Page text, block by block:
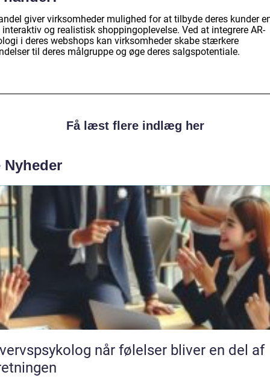
giver virksomheder mulighed for at tilbyde deres kunder
interaktiv og realistisk shoppingoplevelse. Ved at integrere AR-
i deres webshops kan virksomheder skabe stærkere
til deres målgruppe og øge deres salgspotentiale.
Få læst flere indlæg her
Nyheder
når følelser bliver en del af